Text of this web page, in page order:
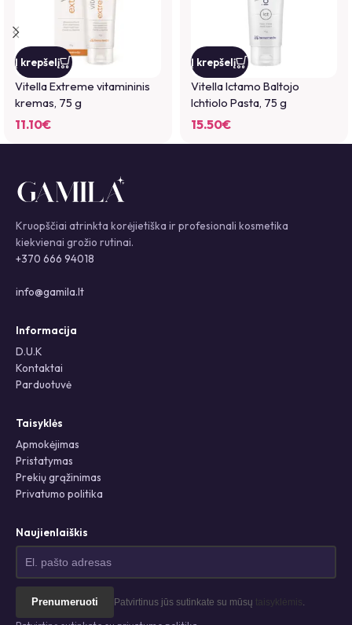
*
El. paštas*
Noriu savo interneto naršyklėje išsaugoti vardą, el. pašto adresą ir
norėsiu parašyti komentarą.
Į krepšelį
Vitella Extreme vitamininis
kremas, 75 g
11.10€
Į krepšelį
Vitella Ictamo Baltojo
Ichtiolo Pasta, 75 g
15.50€
Kruopščiai atrinkta korėjietiška ir profesionali kosmetika
kiekvienai grožio rutinai.
+370 666 94018
info@gamila.lt
Informacija
D.U.K
Kontaktai
Parduotuvė
Taisyklės
Apmokėjimas
Pristatymas
Prekių grąžinimas
Privatumo politika
Naujienlaiškis
Prenumeruoti Patvirtinus jūs sutinkate su mūsų taisyklėmis